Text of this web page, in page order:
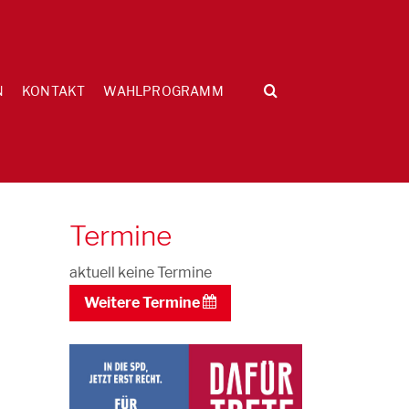
KONTAKT WAHLPROGRAMM
Termine
aktuell keine Termine
Weitere Termine